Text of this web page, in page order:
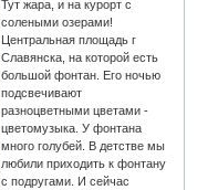
Тут жара, и на курорт с
солеными озерами!
Центральная площадь г
Славянска, на которой есть
большой фонтан. Его ночью
подсвечивают
разноцветными цветами -
цветомузыка. У фонтана
много голубей. В детстве мы
любили приходить к фонтану
с подругами. И сейчас